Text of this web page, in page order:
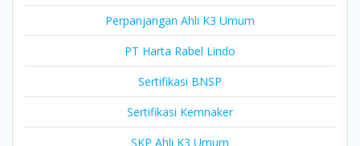
Perpanjangan Ahli K3 Umum
PT Harta Rabel Lindo
Sertifikasi BNSP
Sertifikasi Kemnaker
SKP Ahli K3 Umum